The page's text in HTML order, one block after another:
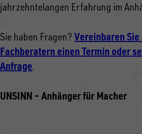
jahrzehntelangen Erfahrung im
Sie haben Fragen? Vereinbaren
Fachberatern einen Termin oder
Anfrage.
UNSINN – Anhänger für Macher